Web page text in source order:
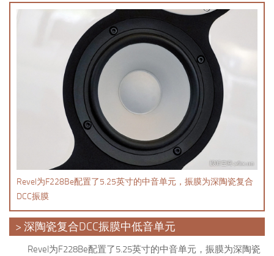
Revel为F228Be配置了5.25英寸的中音单元，振膜为深陶瓷复合
DCC振膜
> 深陶瓷复合DCC振膜中低音单元
Revel为F228Be配置了5.25英寸的中音单元，振膜为深陶瓷